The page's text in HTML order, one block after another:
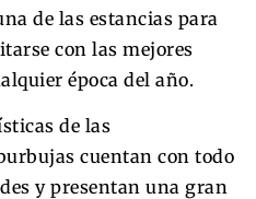
de las estancias para
con las mejores
época del año.
de las
cuentan con todo
y presentan una gran